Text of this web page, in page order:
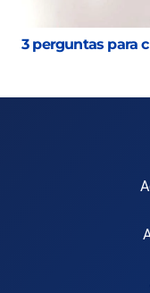
3 perguntas para